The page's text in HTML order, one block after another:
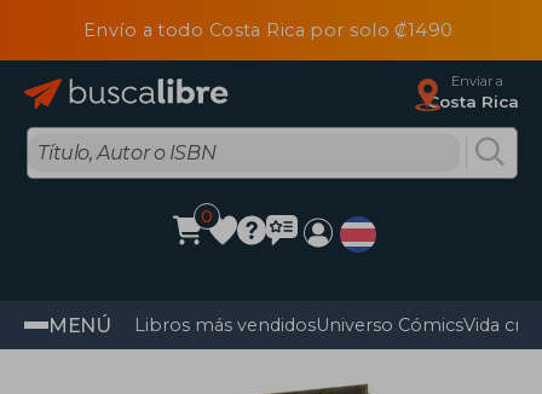
Envío a todo Costa Rica por solo ₡1490
Enviar a
Costa Rica
0
MENÚ Libros más vendidosUniverso CómicsVida